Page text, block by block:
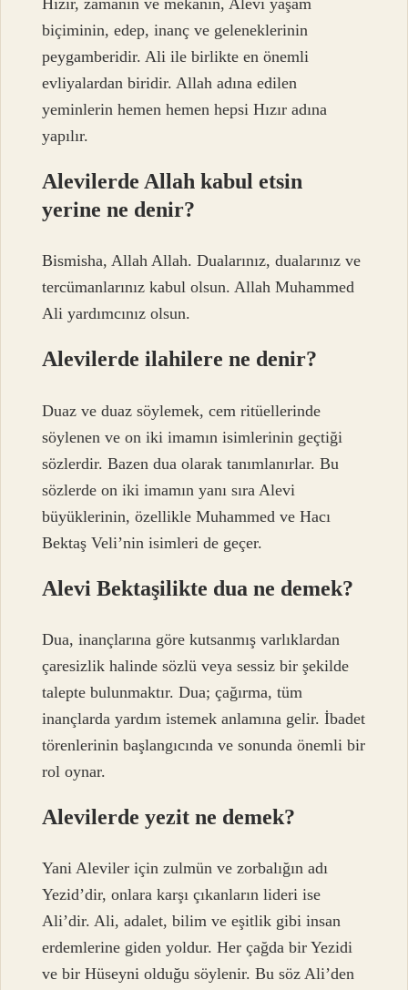
biçiminin, edep, inanç ve geleneklerinin
peygamberidir. Ali ile birlikte en önemli
evliyalardan biridir. Allah adına edilen
yeminlerin hemen hemen hepsi Hızır adına
yapılır.
Alevilerde Allah kabul etsin
yerine ne denir?
Bismisha, Allah Allah. Dualarınız, dualarınız ve
tercümanlarınız kabul olsun. Allah Muhammed
Ali yardımcınız olsun.
Alevilerde ilahilere ne denir?
Duaz ve duaz söylemek, cem ritüellerinde
söylenen ve on iki imamın isimlerinin geçtiği
sözlerdir. Bazen dua olarak tanımlanırlar. Bu
sözlerde on iki imamın yanı sıra Alevi
büyüklerinin, özellikle Muhammed ve Hacı
Bektaş Veli’nin isimleri de geçer.
Alevi Bektaşilikte dua ne demek?
Dua, inançlarına göre kutsanmış varlıklardan
çaresizlik halinde sözlü veya sessiz bir şekilde
talepte bulunmaktır. Dua; çağırma, tüm
inançlarda yardım istemek anlamına gelir. İbadet
törenlerinin başlangıcında ve sonunda önemli bir
rol oynar.
Alevilerde yezit ne demek?
Yani Aleviler için zulmün ve zorbalığın adı
Yezid’dir, onlara karşı çıkanların lideri ise
Ali’dir. Ali, adalet, bilim ve eşitlik gibi insan
erdemlerine giden yoldur. Her çağda bir Yezidi
ve bir Hüseyni olduğu söylenir. Bu söz Ali’den